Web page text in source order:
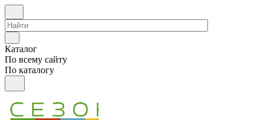
Каталог
По всему сайту
По каталогу